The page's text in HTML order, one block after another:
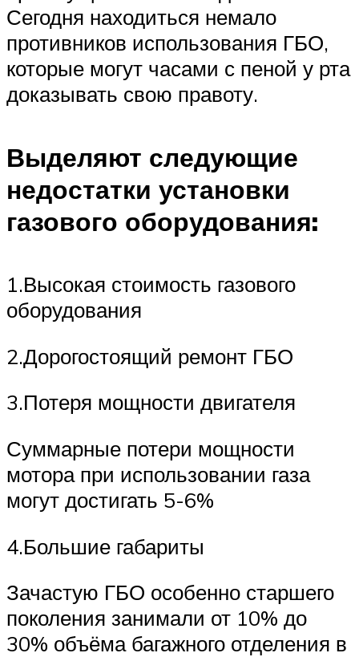
Сегодня находиться немало
противников использования ГБО,
которые могут часами с пеной у рта
доказывать свою правоту.
Выделяют следующие
недостатки установки
газового оборудования:
1.Высокая стоимость газового
оборудования
2.Дорогостоящий ремонт ГБО
3.Потеря мощности двигателя
Суммарные потери мощности
мотора при использовании газа
могут достигать 5-6%
4.Большие габариты
Зачастую ГБО особенно старшего
поколения занимали от 10% до
30% объёма багажного отделения в